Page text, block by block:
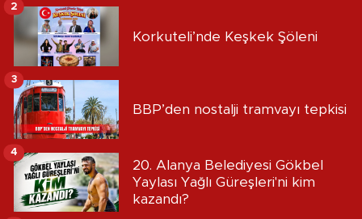
Korkuteli’nde Keşkek Şöleni
2
BBP’den nostalji tramvayı tepkisi
3
20. Alanya Belediyesi Gökbel
Yaylası Yağlı Güreşleri'ni kim
kazandı?
4